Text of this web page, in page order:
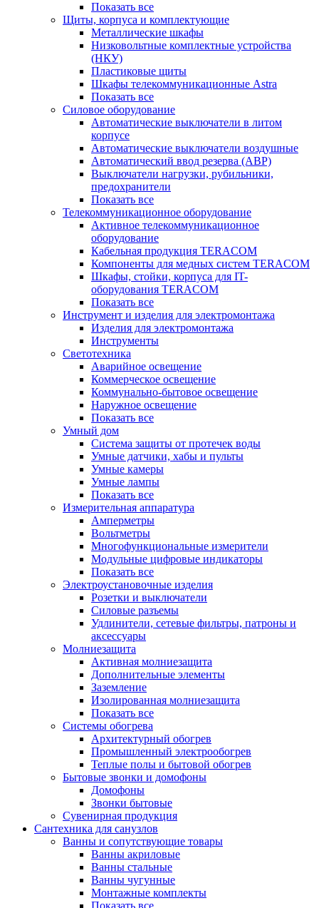
Показать все
Щиты, корпуса и комплектующие
Металлические шкафы
Низковольтные комплектные устройства
(НКУ)
Пластиковые щиты
Шкафы телекоммуникационные Astra
Показать все
Силовое оборудование
Автоматические выключатели в литом
корпусе
Автоматические выключатели воздушные
Автоматический ввод резерва (АВР)
Выключатели нагрузки, рубильники,
предохранители
Показать все
Телекоммуникационное оборудование
Активное телекоммуникационное
оборудование
Кабельная продукция TERACOM
Компоненты для медных систем TERACOM
Шкафы, стойки, корпуса для IT-
оборудования TERACOM
Показать все
Инструмент и изделия для электромонтажа
Изделия для электромонтажа
Инструменты
Светотехника
Аварийное освещение
Коммерческое освещение
Коммунально-бытовое освещение
Наружное освещение
Показать все
Умный дом
Система защиты от протечек воды
Умные датчики, хабы и пульты
Умные камеры
Умные лампы
Показать все
Измерительная аппаратура
Амперметры
Вольтметры
Многофункциональные измерители
Модульные цифровые индикаторы
Показать все
Электроустановочные изделия
Розетки и выключатели
Силовые разъемы
Удлинители, сетевые фильтры, патроны и
аксессуары
Молниезащита
Активная молниезащита
Дополнительные элементы
Заземление
Изолированная молниезащита
Показать все
Системы обогрева
Архитектурный обогрев
Промышленный электрообогрев
Теплые полы и бытовой обогрев
Бытовые звонки и домофоны
Домофоны
Звонки бытовые
Сувенирная продукция
Сантехника для санузлов
Ванны и сопутствующие товары
Ванны акриловые
Ванны стальные
Ванны чугунные
Монтажные комплекты
Показать все